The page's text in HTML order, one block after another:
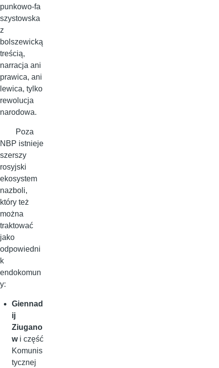
punkowo‑fa
szystowska
z
bolszewicką
treścią,
narracja ani
prawica, ani
lewica, tylko
rewolucja
narodowa.
Poza
NBP istnieje
szerszy
rosyjski
ekosystem
nazboli,
który też
można
traktować
jako
odpowiedni
k
endokomun
y:
Giennad
ij
Ziugano
wi część
Komunis
tycznej